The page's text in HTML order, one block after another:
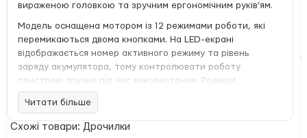
вираженою головкою та зручним ергономічним руків’ям.
Модель оснащена мотором із 12 режимами роботи, які
перемикаються двома кнопками. На LED-екрані
відображається номер активного режиму та рівень
заряду акумулятора, тому контролювати роботу
пристрою зручно під час використання. Розміри
становлять 23 × 3,5 см, вага — 226 г.
Робоча частина має м’яке силіконове покриття, а корпус
виготовлений із силікону та АБС-пластику. Завдяки
Читати більше
Схожі товари: Дрочилки